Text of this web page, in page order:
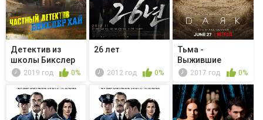
Детектив из
школы Бикслер
Вэлли2019 год 0%
26 лет
2012 год 0%
Тьма -
Выжившие
2017 год 0%